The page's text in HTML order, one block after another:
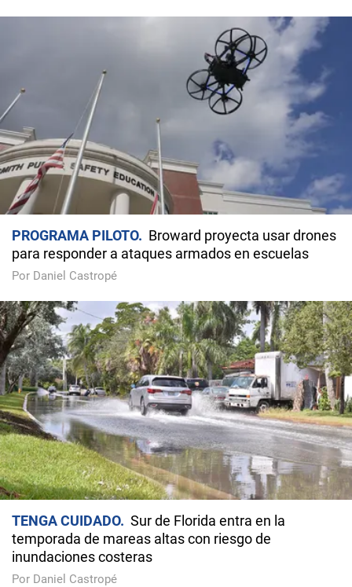
PROGRAMA PILOTO
Broward proyecta usar drones
para responder a ataques armados en escuelas
Por Daniel Castropé
TENGA CUIDADO
Sur de Florida entra en la
temporada de mareas altas con riesgo de
inundaciones costeras
Por Daniel Castropé